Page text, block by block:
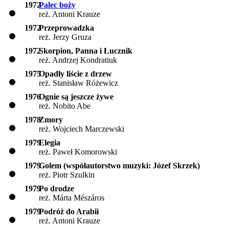
1972Palec boży
reż. Antoni Krauze
1972Przeprowadzka
reż. Jerzy Gruza
1972Skorpion, Panna i Łucznik
reż. Andrzej Kondratiuk
1975Opadły liście z drzew
reż. Stanisław Różewicz
1976Ognie są jeszcze żywe
reż. Nobito Abe
1978Zmory
reż. Wojciech Marczewski
1979Elegia
reż. Paweł Komorowski
1979Golem (współautorstwo muzyki: Józef Skrzek)
reż. Piotr Szulkin
1979Po drodze
reż. Márta Mészáros
1979Podróż do Arabii
reż. Antoni Krauze